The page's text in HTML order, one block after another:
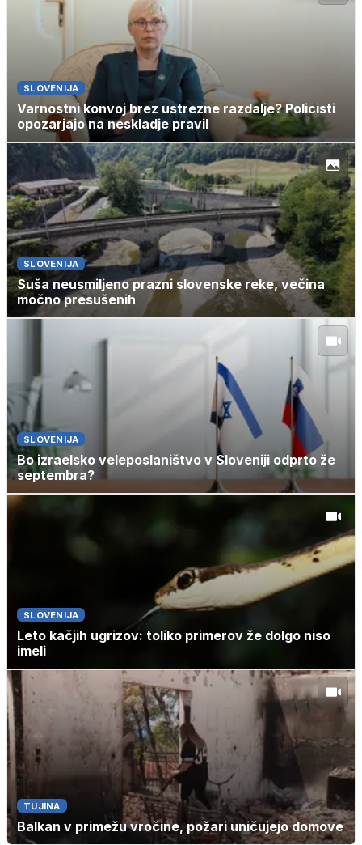
SLOVENIJA
Varnostni konvoj brez ustrezne razdalje? Policisti
opozarjajo na neskladje pravil
SLOVENIJA
Suša neusmiljeno prazni slovenske reke, večina
močno presušenih
SLOVENIJA
Bo izraelsko veleposlaništvo v Sloveniji odprto že
septembra?
SLOVENIJA
Leto kačjih ugrizov: toliko primerov že dolgo niso
imeli
TUJINA
Balkan v primežu vročine, požari uničujejo domove